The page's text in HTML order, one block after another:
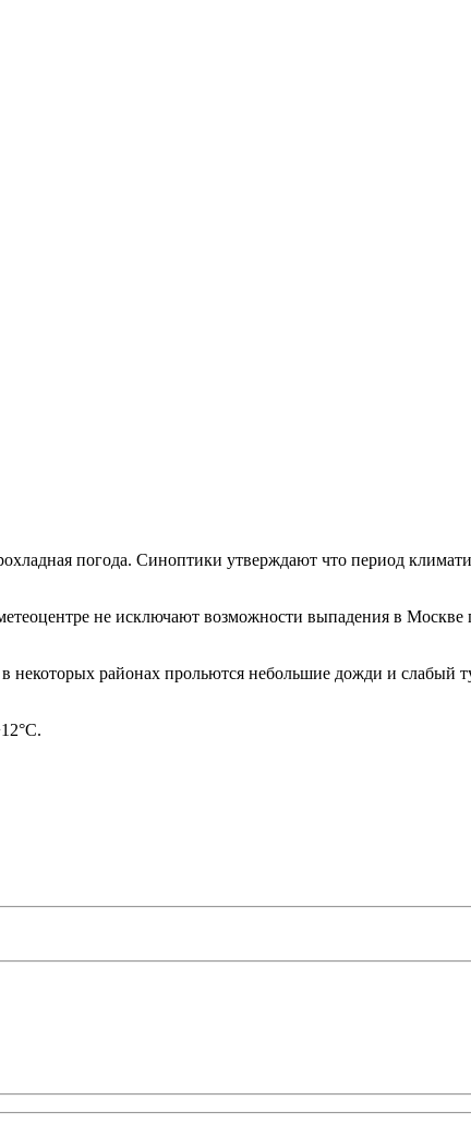
погода. Синоптики утверждают что период
не исключают возможности выпадения в Москве
некоторых районах прольются небольшие дожди и слабый